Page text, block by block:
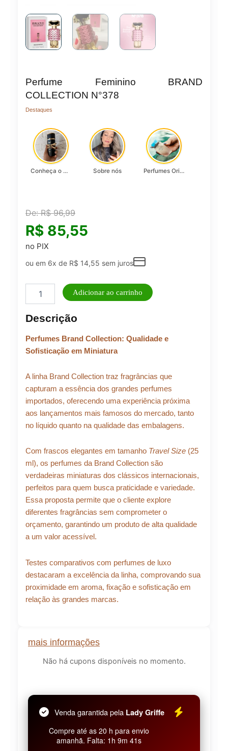
mais informações
Não há cupons disponíveis no momento.
Venda garantida pela Lady Griffe
Compre até as 20 h para envio
amanhã. Falta: 1h 9m 41s
Perfume Feminino BRAND
COLLECTION N°378
Destaques
Conheça o Asad, da Lattafa… Sobre nós Perfumes Originais
De:R$96,99
R$ 85,55
no PIX
ou em 6x de R$ 14,55 sem juros
Feminino
COLLECTION
quantidade
Adicionar ao carrinho
Descrição
Perfumes Brand Collection: Qualidade e
Sofisticação em Miniatura
A linha Brand Collection traz fragrâncias que
capturam a essência dos grandes perfumes
importados, oferecendo uma experiência próxima
aos lançamentos mais famosos do mercado, tanto
no líquido quanto na qualidade das embalagens.
Com frascos elegantes em tamanho Travel Size (25
ml), os perfumes da Brand Collection são
verdadeiras miniaturas dos clássicos internacionais,
perfeitos para quem busca praticidade e variedade.
Essa proposta permite que o cliente explore
diferentes fragrâncias sem comprometer o
orçamento, garantindo um produto de alta qualidade
a um valor acessível.
Testes comparativos com perfumes de luxo
destacaram a excelência da linha, comprovando sua
proximidade em aroma, fixação e sofisticação em
relação às grandes marcas.